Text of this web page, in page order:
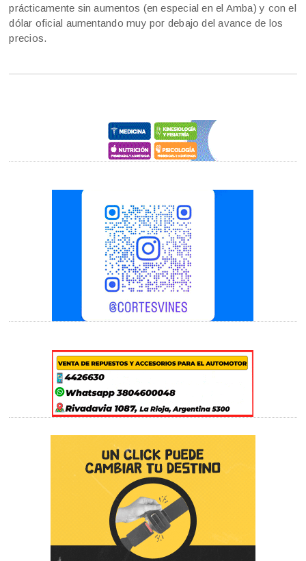
prácticamente sin aumentos (en especial en el Amba) y con el
dólar oficial aumentando muy por debajo del avance de los
precios.